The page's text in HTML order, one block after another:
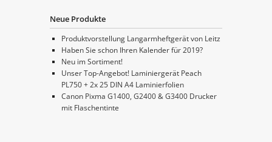
Neue Produkte
Produktvorstellung Langarmheftgerät von Leitz
Haben Sie schon Ihren Kalender für 2019?
Neu im Sortiment!
Unser Top-Angebot! Laminiergerät Peach
PL750 + 2x 25 DIN A4 Laminierfolien
Canon Pixma G1400, G2400 & G3400 Drucker
mit Flaschentinte